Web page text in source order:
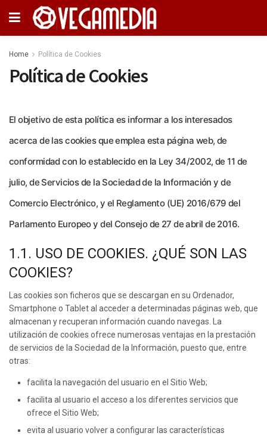
Home Política de Cookies
Política de Cookies
El objetivo de esta política es informar a los interesados
acerca de las cookies que emplea esta página web, de
conformidad con lo establecido en la Ley 34/2002, de 11 de
julio, de Servicios de la Sociedad de la Información y de
Comercio Electrónico, y el Reglamento (UE) 2016/679 del
Parlamento Europeo y del Consejo de 27 de abril de 2016.
1.1. USO DE COOKIES. ¿QUÉ SON LAS
COOKIES?
Las cookies son ficheros que se descargan en su Ordenador,
Smartphone o Tablet al acceder a determinadas páginas web, que
almacenan y recuperan información cuando navegas. La
utilización de cookies ofrece numerosas ventajas en la prestación
de servicios de la Sociedad de la Información, puesto que, entre
otras:
facilita la navegación del usuario en el Sitio Web;
facilita al usuario el acceso a los diferentes servicios que
ofrece el Sitio Web;
evita al usuario volver a configurar las características